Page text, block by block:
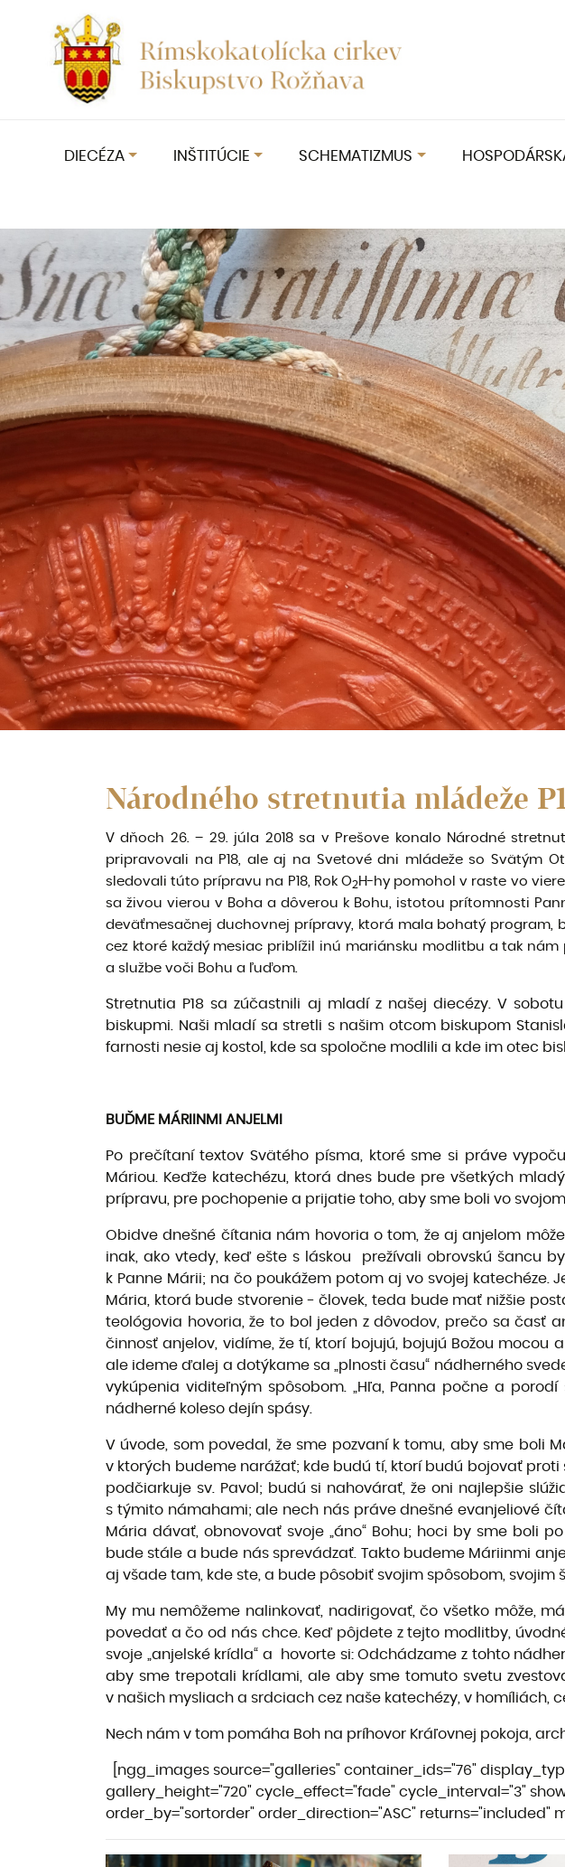
DIECÉZA INŠTITÚCIE SCHEMATIZMUS
Národného stretnutia mládeže
V dňoch 26. – 29. júla 2018 sa v Prešove konalo Národné
pripravovali na P18, ale aj na Svetové dni mládeže so Svätým
sledovali túto prípravu na P18, Rok O2H-hy pomohol v raste vo
sa živou vierou v Boha a dôverou k Bohu, istotou prítomnosti
deväťmesačnej duchovnej prípravy, ktorá mala bohatý program,
cez ktoré každý mesiac priblížil inú mariánsku modlitbu a tak
a službe voči Bohu a ľuďom.
Stretnutia P18 sa zúčastnili aj mladí z našej diecézy. V
biskupmi. Naši mladí sa stretli s našim otcom biskupom
farnosti nesie aj kostol, kde sa spoločne modlili a kde im otec
BUĎME MÁRIINMI ANJELMI
Po prečítaní textov Svätého písma, ktoré sme si práve
Máriou. Keďže katechézu, ktorá dnes bude pre všetkých
prípravu, pre pochopenie a prijatie toho, aby sme boli vo
Obidve dnešné čítania nám hovoria o tom, že aj anjelom
inak, ako vtedy, keď ešte s láskou prežívali obrovskú šancu
k Panne Márii; na čo poukážem potom aj vo svojej
Mária, ktorá bude stvorenie - človek, teda bude mať nižšie
teológovia hovoria, že to bol jeden z dôvodov, prečo sa časť
činnosť anjelov, vidíme, že tí, ktorí bojujú, bojujú Božou
ale ideme ďalej a dotýkame sa „plnosti času“ nádherného
vykúpenia viditeľným spôsobom. „Hľa, Panna počne a
nádherné koleso dejín spásy.
V úvode, som povedal, že sme pozvaní k tomu, aby sme boli
v ktorých budeme narážať; kde budú tí, ktorí budú bojovať
podčiarkuje sv. Pavol; budú si nahovárať, že oni najlepšie
s týmito námahami; ale nech nás práve dnešné evanjeliové
Mária dávať, obnovovať svoje „áno“ Bohu; hoci by sme boli
bude stále a bude nás sprevádzať. Takto budeme Máriinmi
aj všade tam, kde ste, a bude pôsobiť svojim spôsobom, svojim
My mu nemôžeme nalinkovať, nadirigovať, čo všetko môže,
povedať a čo od nás chce. Keď pôjdete z tejto modlitby,
svoje „anjelské krídla“ a hovorte si: Odchádzame z tohto
aby sme trepotali krídlami, ale aby sme tomuto svetu
v našich mysliach a srdciach cez naše katechézy, v homíliách,
Nech nám v tom pomáha Boh na príhovor Kráľovnej pokoja,
[ngg_images source="galleries" container_ids="76"
gallery_height="720" cycle_effect="fade" cycle_interval="3"
order_by="sortorder" order_direction="ASC" returns="included"